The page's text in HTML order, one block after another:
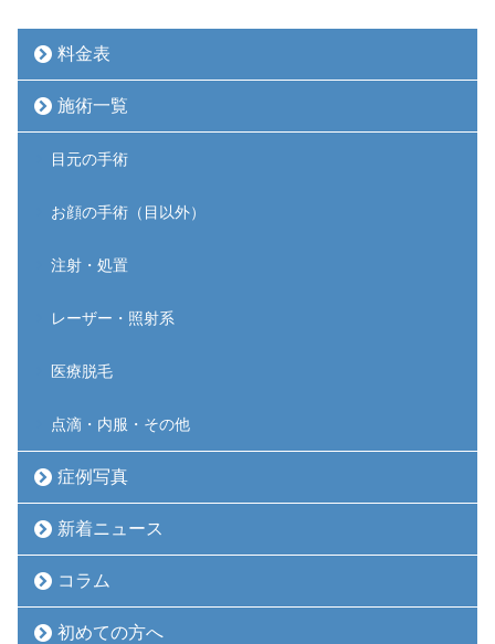
料金表
施術一覧
目元の手術
お顔の手術（目以外）
注射・処置
レーザー・照射系
医療脱毛
点滴・内服・その他
症例写真
新着ニュース
コラム
初めての方へ